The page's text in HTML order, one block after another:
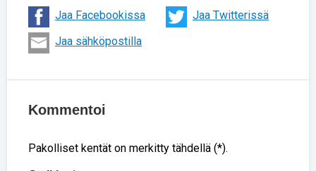
Jaa Facebookissa
Jaa Twitterissä
Jaa sähköpostilla
Kommentoi
Pakolliset kentät on merkitty tähdellä (*).